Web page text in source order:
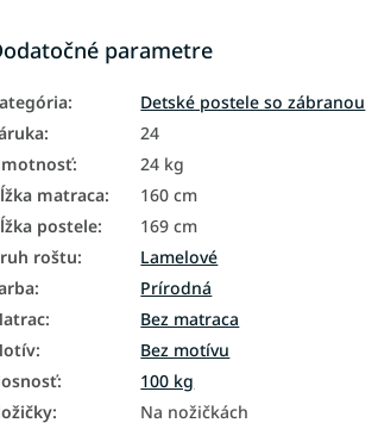
parametre
:
Detské postele so zábranou
:
24
:
24 kg
matraca:
160 cm
postele:
169 cm
roštu:
Lamelové
:
Prírodná
:
Bez matraca
:
Bez motívu
:
100 kg
:
Na nožičkách